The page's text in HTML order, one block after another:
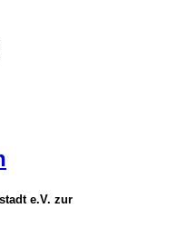
e.V. zur